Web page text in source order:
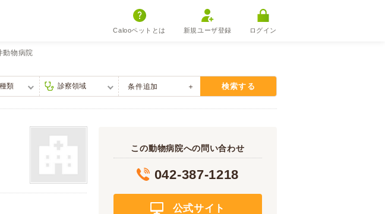
Calooペットとは 新規ユーザ登録 ログイン
動物病院
条件追加 検索する
この動物病院への問い合わせ
042-387-1218
公式サイト